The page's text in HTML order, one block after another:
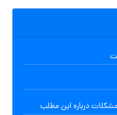
درباره این مطلب